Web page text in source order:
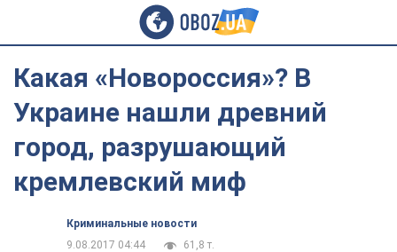
Какая «Новороссия»? В
Украине нашли древний
город, разрушающий
кремлевский миф
Криминальные новости
9.08.2017 04:44
61,8 т.